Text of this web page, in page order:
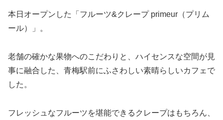
本日オープンした「フルーツ&クレープ primeur（プリム
ール）」。
老舗の確かな果物へのこだわりと、ハイセンスな空間が見
事に融合した、青梅駅前にふさわしい素晴らしいカフェで
した。
フレッシュなフルーツを堪能できるクレープはもちろん、